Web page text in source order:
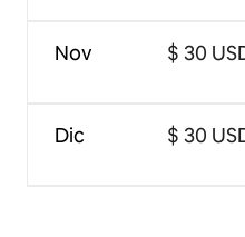
Nov
Dic
$ 30
$ 30